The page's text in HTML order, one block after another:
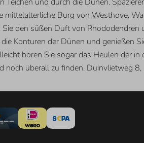
mittelalterliche Burg von Westhove.
den süßen Duft von Rhododendren
Konturen der Dünen und genießen
hören Sie sogar das Heulen der in
noch überall zu finden. Duinvlietweg